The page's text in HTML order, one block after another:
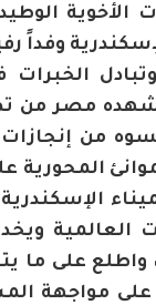
الأخوية
مصر من
من إنجازات
العالمية
واطلع على ما
على مواجهة